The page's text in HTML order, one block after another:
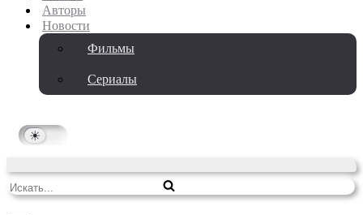
Авторы
Новости
Фильмы
Сериалы
Искать...